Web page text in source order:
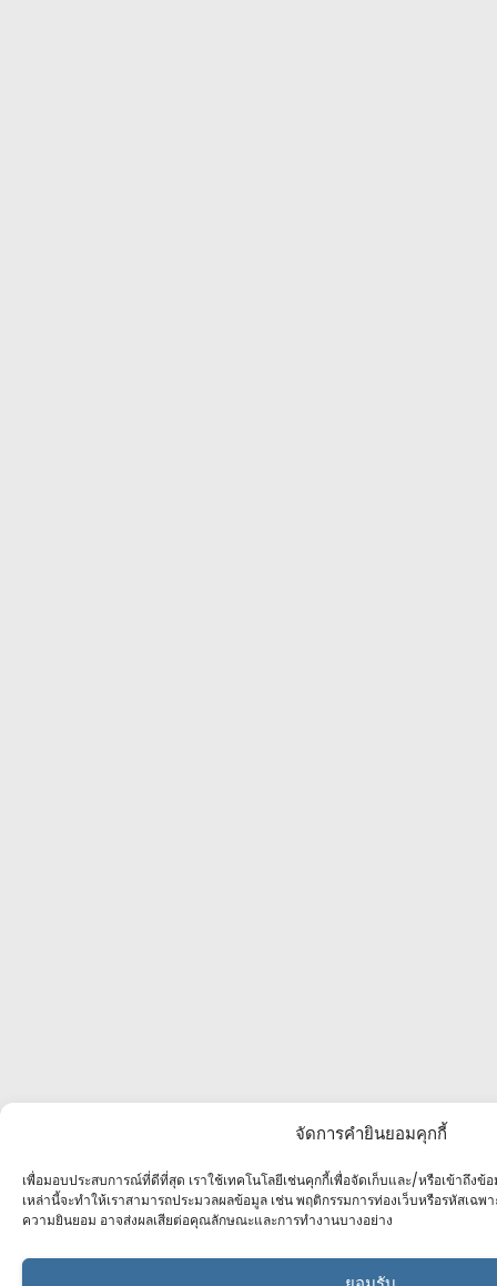
จัดการคำยินยอมคุกกี้
เพื่อมอบประสบการณ์ที่ดีที่สุด เราใช้เทคโนโลยีเช่นคุกกี้เพื่อจัดเก็บและ/หรือเข้าถึง
เหล่านี้จะทำให้เราสามารถประมวลผลข้อมูล เช่น พฤติกรรมการท่องเว็บหรือรหัสเฉ
ความยินยอม อาจส่งผลเสียต่อคุณลักษณะและการทำงานบางอย่าง